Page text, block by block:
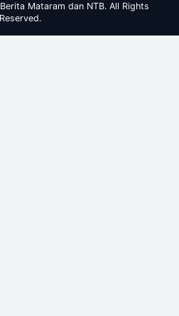
Mataram dan NTB. All Rights
Reserved.